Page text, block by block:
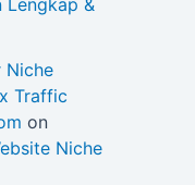
Lengkap &
Niche
Traffic
on
Niche